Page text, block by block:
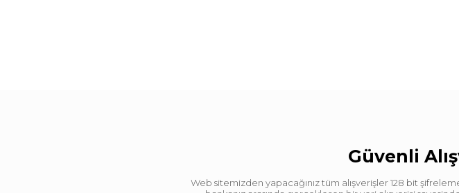
Güvenli
Web sitemizden yapacağınız tüm alışverişler 128 bit